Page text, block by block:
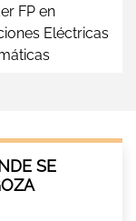
FP en
Eléctricas
SE